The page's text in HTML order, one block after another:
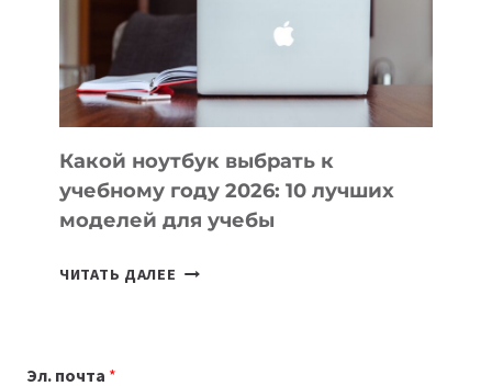
СОЗДАВАТЬ
БЕЗ
СЛОЖНОГО
КОДА
Какой ноутбук выбрать к
учебному году 2026: 10 лучших
моделей для учебы
ЧИТАТЬ ДАЛЕЕ КАКОЙ
Эл. почта *